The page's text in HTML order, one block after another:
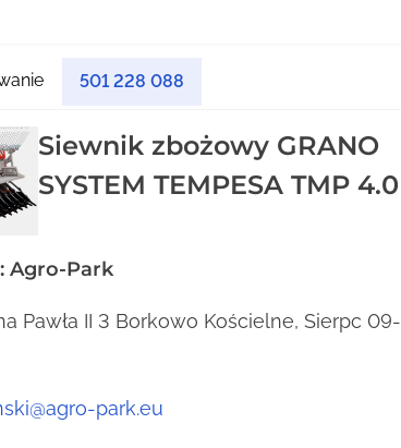
501 228 088
Siewnik zbożowy GRANO
SYSTEM TEMPESA TMP 4.0
Agro-Park
Pawła II 3 Borkowo Kościelne, Sierpc 09-
park.eu